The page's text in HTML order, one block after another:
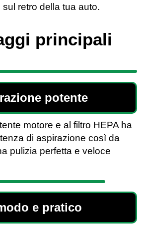
retro della tua auto.
principali
potente
motore e al filtro HEPA ha
di aspirazione così da
pulizia perfetta e veloce
e pratico